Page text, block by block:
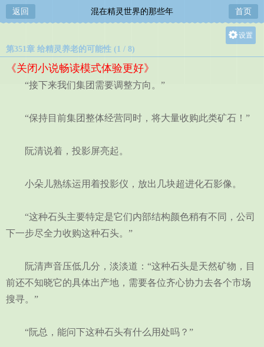
返回 混在精灵世界的那些年 首页
设置
第351章 给精灵养老的可能性 (1 / 8)
《关闭小说畅读模式体验更好》
“接下来我们集团需要调整方向。”
“保持目前集团整体经营同时，将大量收购此类矿石！”
阮清说着，投影屏亮起。
小朵儿熟练运用着投影仪，放出几块超进化石影像。
“这种石头主要特定是它们内部结构颜色稍有不同，公司
下一步尽全力收购这种石头。”
阮清声音压低几分，淡淡道：“这种石头是天然矿物，目
前还不知晓它的具体出产地，需要各位齐心协力去各个市场
搜寻。”
“阮总，能问下这种石头有什么用处吗？”